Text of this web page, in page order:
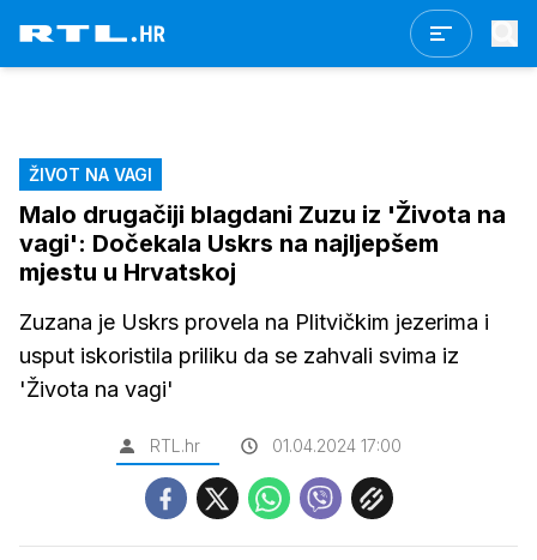
ŽIVOT NA VAGI
Malo drugačiji blagdani Zuzu iz 'Života na
vagi': Dočekala Uskrs na najljepšem
mjestu u Hrvatskoj
Zuzana je Uskrs provela na Plitvičkim jezerima i
usput iskoristila priliku da se zahvali svima iz
'Života na vagi'
RTL.hr 01.04.2024 17:00